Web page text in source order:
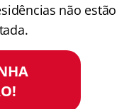
não estão